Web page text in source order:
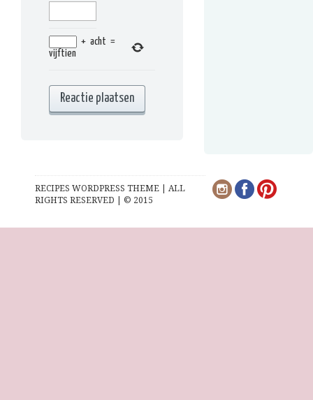
+ acht =
vijftien
RECIPES WORDPRESS THEME | ALL
RIGHTS RESERVED | © 2015